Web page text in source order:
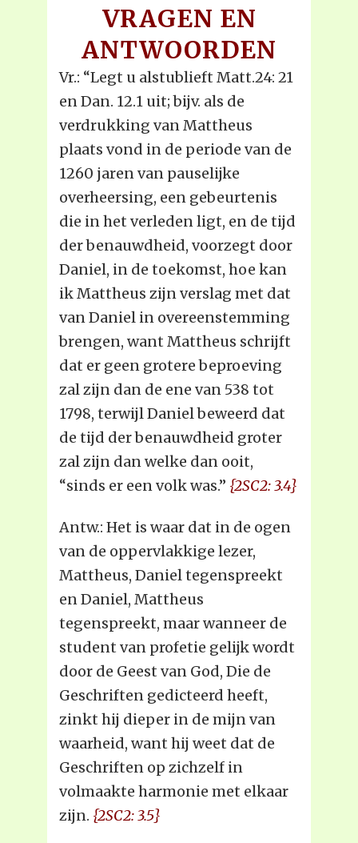
VRAGEN EN
ANTWOORDEN
Vr.: “Legt u alstublieft Matt.24: 21
en Dan. 12.1 uit; bijv. als de
verdrukking van Mattheus
plaats vond in de periode van de
1260 jaren van pauselijke
overheersing, een gebeurtenis
die in het verleden ligt, en de tijd
der benauwdheid, voorzegt door
Daniel, in de toekomst, hoe kan
ik Mattheus zijn verslag met dat
van Daniel in overeenstemming
brengen, want Mattheus schrijft
dat er geen grotere beproeving
zal zijn dan de ene van 538 tot
1798, terwijl Daniel beweerd dat
de tijd der benauwdheid groter
zal zijn dan welke dan ooit,
“sinds er een volk was.” {2SC2: 3.4}
Antw.: Het is waar dat in de ogen
van de oppervlakkige lezer,
Mattheus, Daniel tegenspreekt
en Daniel, Mattheus
tegenspreekt, maar wanneer de
student van profetie gelijk wordt
door de Geest van God, Die de
Geschriften gedicteerd heeft,
zinkt hij dieper in de mijn van
waarheid, want hij weet dat de
Geschriften op zichzelf in
volmaakte harmonie met elkaar
zijn. {2SC2: 3.5}